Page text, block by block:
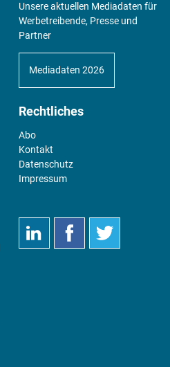
Unsere aktuellen Mediadaten für
Werbetreibende, Presse und
Partner
Mediadaten 2026
Rechtliches
Abo
Kontakt
Datenschutz
Impressum